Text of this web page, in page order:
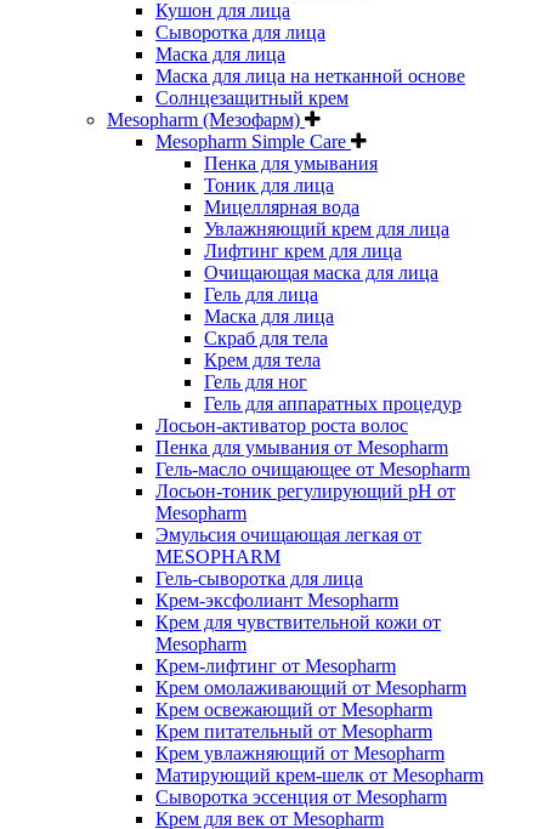
Кушон для лица
Сыворотка для лица
Маска для лица
Маска для лица на нетканной основе
Солнцезащитный крем
Mesopharm (Мезофарм)
Mesopharm Simple Care
Пенка для умывания
Тоник для лица
Мицеллярная вода
Увлажняющий крем для лица
Лифтинг крем для лица
Очищающая маска для лица
Гель для лица
Маска для лица
Скраб для тела
Крем для тела
Гель для ног
Гель для аппаратных процедур
Лосьон-активатор роста волос
Пенка для умывания от Mesopharm
Гель-масло очищающее от Mesopharm
Лосьон-тоник регулирующий рН от
Mesopharm
Эмульсия очищающая легкая от
MESOPHARM
Гель-сыворотка для лица
Крем-эксфолиант Mesopharm
Крем для чувствительной кожи от
Mesopharm
Крем-лифтинг от Mesopharm
Крем омолаживающий от Mesopharm
Крем освежающий от Mesopharm
Крем питательный от Mesopharm
Крем увлажняющий от Mesopharm
Матирующий крем-шелк от Mesopharm
Сыворотка эссенция от Mesopharm
Крем для век от Mesopharm